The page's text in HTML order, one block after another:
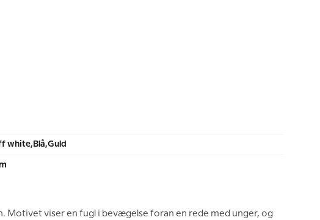
white,Blå,Guld
Motivet viser en fugl i bevægelse foran en rede med unger, og